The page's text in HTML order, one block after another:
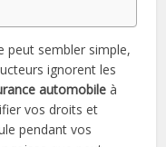
peut sembler simple,
ignorent les
automobile à
vos droits et
pendant vos